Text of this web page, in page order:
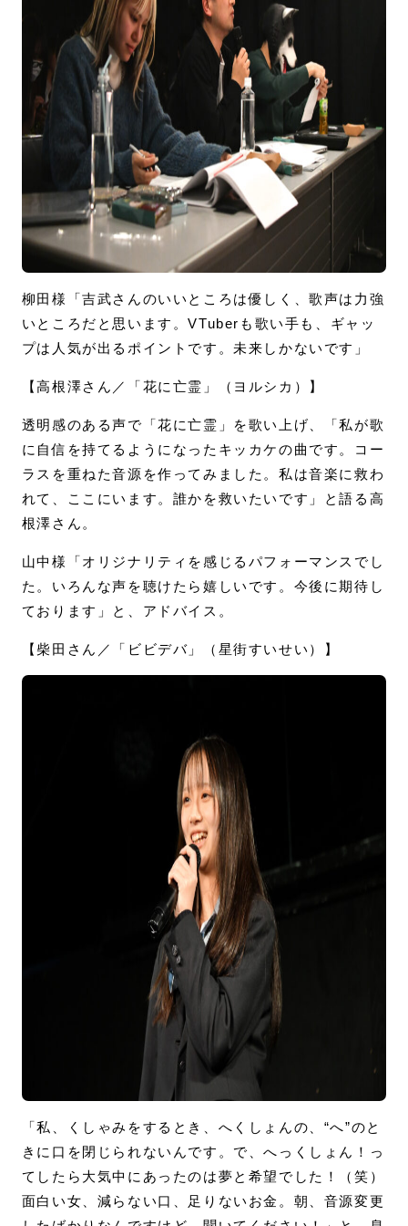
柳田様「吉武さんのいいところは優しく、歌声は力強
いところだと思います。VTuberも歌い手も、ギャッ
プは人気が出るポイントです。未来しかないです」
【高根澤さん／「花に亡霊」（ヨルシカ）】
透明感のある声で「花に亡霊」を歌い上げ、「私が歌
に自信を持てるようになったキッカケの曲です。コー
ラスを重ねた音源を作ってみました。私は音楽に救わ
れて、ここにいます。誰かを救いたいです」と語る高
根澤さん。
山中様「オリジナリティを感じるパフォーマンスでし
た。いろんな声を聴けたら嬉しいです。今後に期待し
ております」と、アドバイス。
【柴田さん／「ビビデバ」（星街すいせい）】
「私、くしゃみをするとき、へくしょんの、“へ”のと
きに口を閉じられないんです。で、へっくしょん！っ
てしたら大気中にあったのは夢と希望でした！（笑）
面白い女、減らない口、足りないお金。朝、音源変更